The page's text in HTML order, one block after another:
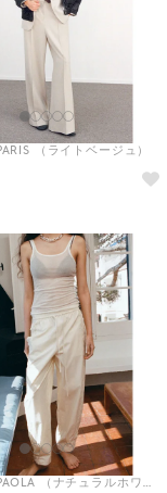
（ライトベージュ）
パンツ .-- PAOLA （ナチュラルホワイト）